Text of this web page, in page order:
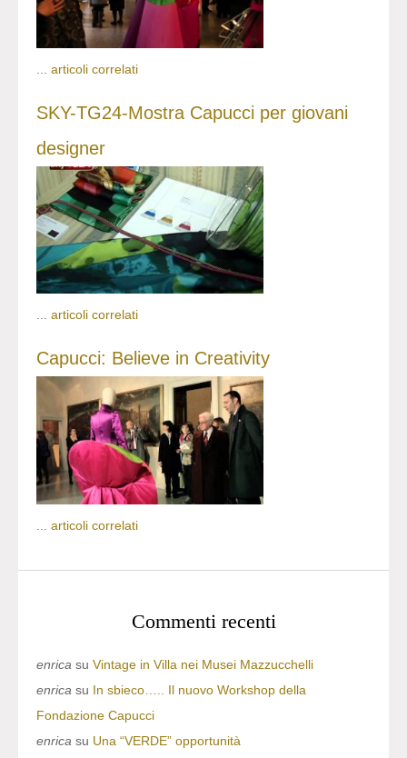
articoli correlati
SKY-TG24-Mostra Capucci per giovani
designer
... articoli correlati
Capucci: Believe in Creativity
articoli correlati
Commenti recenti
enrica su Vintage in Villa nei Musei Mazzucchelli
enrica su In sbieco….. Il nuovo Workshop della
Fondazione Capucci
enrica su Una “VERDE” opportunità